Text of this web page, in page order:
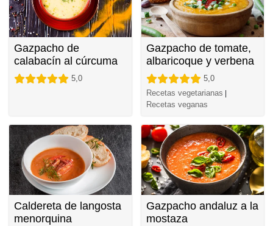
Gazpacho de
calabacín al cúrcuma
5,0
Gazpacho de tomate,
albaricoque y verbena
5,0
Recetas vegetarianas
Recetas veganas
Caldereta de langosta
menorquina
Gazpacho andaluz a la
mostaza